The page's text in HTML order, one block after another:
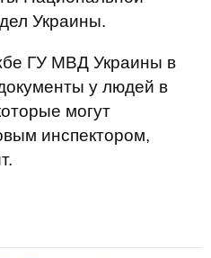
Украины.
ГУ МВД Украины в
у людей в
могут
инспектором,